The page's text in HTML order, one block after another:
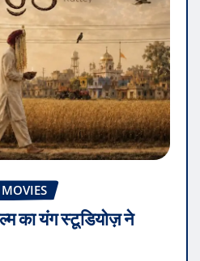
MOVIES
का यंग स्टूडियोज़ ने